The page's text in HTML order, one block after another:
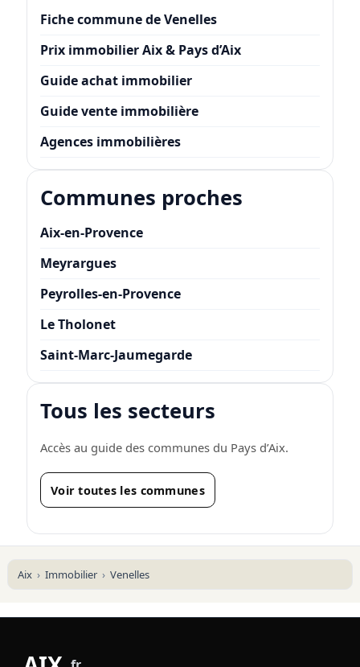
Fiche commune de Venelles
Prix immobilier Aix & Pays d’Aix
Guide achat immobilier
Guide vente immobilière
Agences immobilières
Communes proches
Aix-en-Provence
Meyrargues
Peyrolles-en-Provence
Le Tholonet
Saint-Marc-Jaumegarde
Tous les secteurs
Accès au guide des communes du Pays d’Aix.
Voir toutes les communes
Aix Immobilier Venelles